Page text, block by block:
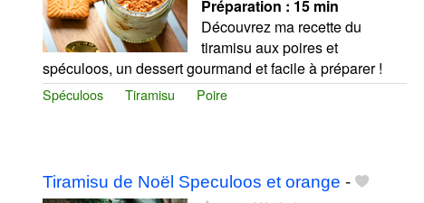
Préparation : 15 min
Découvrez ma recette du
tiramisu aux poires et
spéculoos, un dessert gourmand et facile à préparer !
Spéculoos Tiramisu Poire
Tiramisu de Noël Speculoos et orange -